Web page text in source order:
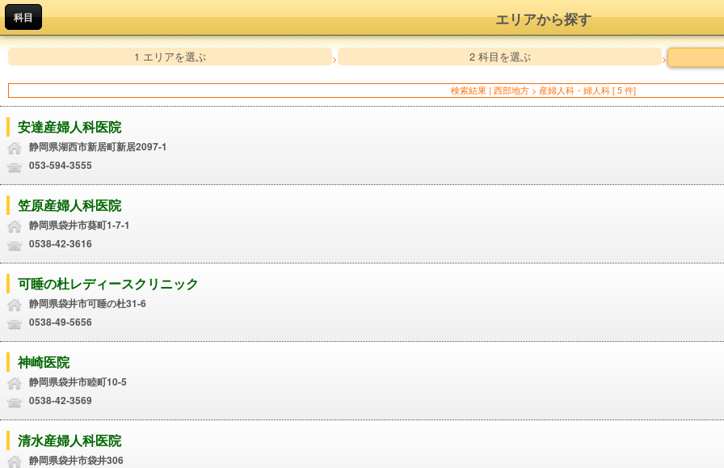
科目 エリアから探す
1 エリアを選ぶ > 2 科目を選ぶ >
検索結果 | 西部地方 > 産婦人科・婦人科 [ 5 件]
安達産婦人科医院
静岡県湖西市新居町新居2097-1
053-594-3555
笠原産婦人科医院
静岡県袋井市葵町1-7-1
0538-42-3616
可睡の杜レディースクリニック
静岡県袋井市可睡の杜31-6
0538-49-5656
神崎医院
静岡県袋井市睦町10-5
0538-42-3569
清水産婦人科医院
静岡県袋井市袋井306